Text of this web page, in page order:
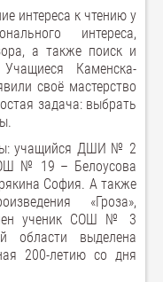
интереса к чтению у
интереса,
а также поиск и
Каменска-
своё мастерство
задача: выбрать
учащийся ДШИ № 2
№ 19 – Белоусова
София. А также
«Гроза»,
ученик СОШ № 3
области выделена
200-летию со дня